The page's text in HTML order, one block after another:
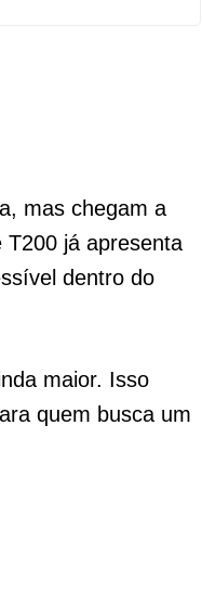
mas chegam a
T200 já apresenta
dentro do
maior. Isso
quem busca um